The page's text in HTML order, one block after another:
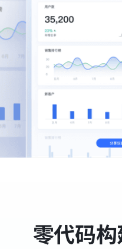
零代码